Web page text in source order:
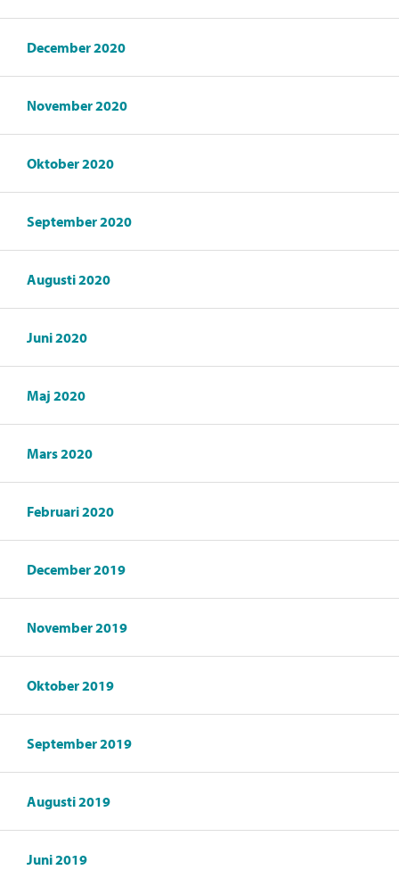
December 2020
November 2020
Oktober 2020
September 2020
Augusti 2020
Juni 2020
Maj 2020
Mars 2020
Februari 2020
December 2019
November 2019
Oktober 2019
September 2019
Augusti 2019
Juni 2019